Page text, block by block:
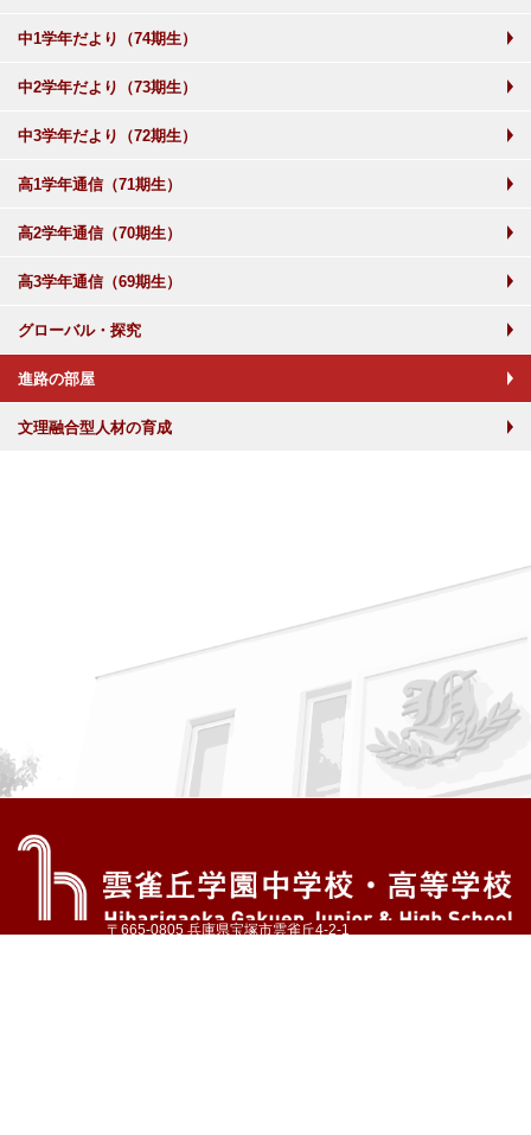
中1学年だより（74期生）
中2学年だより（73期生）
中3学年だより（72期生）
高1学年通信（71期生）
高2学年通信（70期生）
高3学年通信（69期生）
グローバル・探究
進路の部屋
文理融合型人材の育成
〒665-0805 兵庫県宝塚市雲雀丘4-2-1